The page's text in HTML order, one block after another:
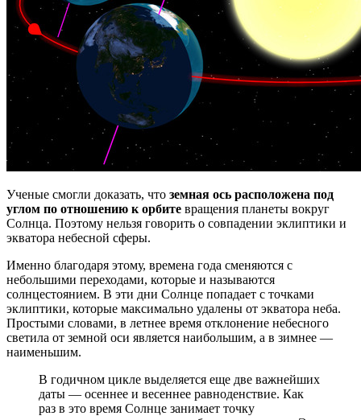
Ученые смогли доказать, что земная ось расположена под
углом по отношению к орбите вращения планеты вокруг
Солнца. Поэтому нельзя говорить о совпадении эклиптики и
экватора небесной сферы.
Именно благодаря этому, времена года сменяются с
небольшими переходами, которые и называются
солнцестоянием. В эти дни Солнце попадает с точками
эклиптики, которые максимально удалены от экватора неба.
Простыми словами, в летнее время отклонение небесного
светила от земной оси является наибольшим, а в зимнее —
наименьшим.
В годичном цикле выделяется еще две важнейших
даты — осеннее и весеннее равноденствие. Как
раз в это время Солнце занимает точку